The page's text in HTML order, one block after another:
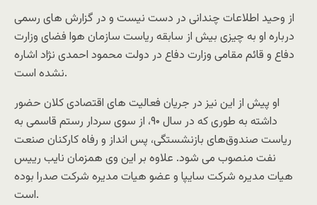
از وحید اطلاعات چندانی در دست نیست و در گزارش های رسمی
درباره او به چیزی بیش از سابقه ریاست سازمان هوا فضای وزارت
دفاع و قائم مقامی وزارت دفاع در دولت محمود احمدی نژاد اشاره
نشده است.
او پیش از این نیز در جریان فعالیت های اقتصادی کلان حضور
داشته به طوری که در سال ۹۰، از سوی سردار رستم قاسمی به
ریاست صندوق‌های بازنشستگی، پس انداز و رفاه کارکنان صنعت
نفت منصوب می شود. علاوه بر این وی همزمان نایب رییس
هیات مدیره شرکت سایپا و عضو هیات مدیره شرکت صدرا بوده
است.